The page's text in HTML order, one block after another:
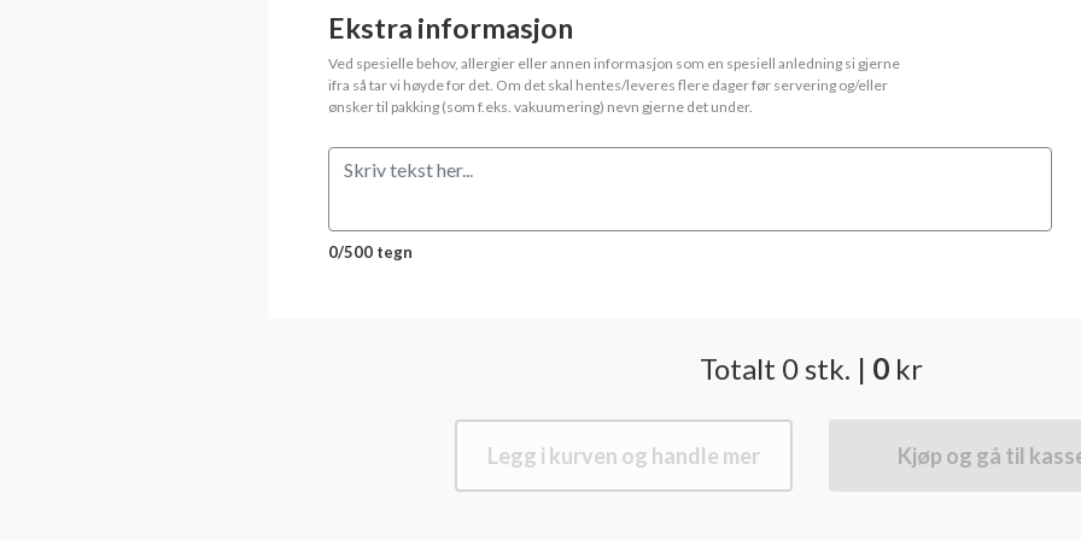
Ekstra informasjon
Ved spesielle behov, allergier eller annen informasjon som en spesiell anledning si gjerne
ifra så tar vi høyde for det. Om det skal hentes/leveres flere dager før servering og/eller
ønsker til pakking (som f.eks. vakuumering) nevn gjerne det under.
0/500 tegn
Totalt 0stk. | 0kr
Legg i kurven og handle mer Kjøp og gå til